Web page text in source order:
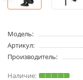
Модель:
Артикул:
Производитель: